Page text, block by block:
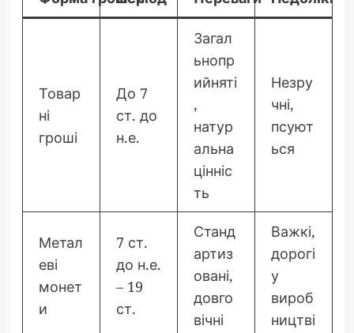
Товар
ні
гроші
До 7
ст. до
н.е.
Загал
ьнопр
ийняті
,
натур
альна
цінніс
ть
Незру
чні,
псуют
ься
Метал
еві
монет
и
7 ст.
до н.е.
– 19
ст.
Станд
артиз
овані,
довго
вічні
Важкі,
дорогі
у
вироб
ництві